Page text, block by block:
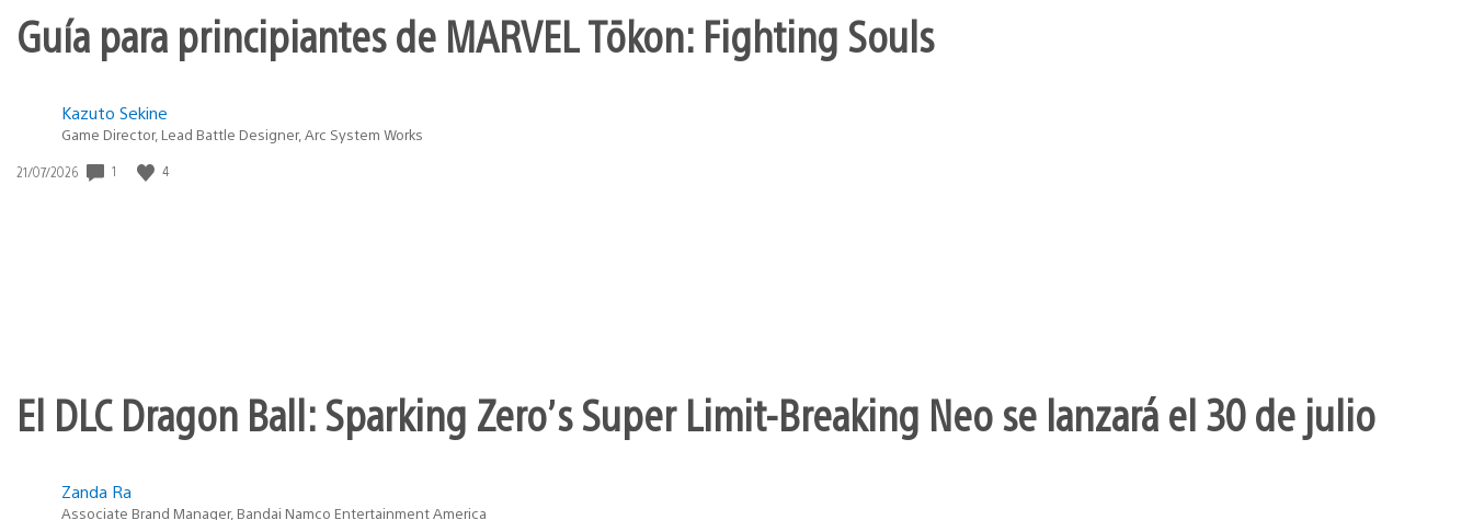
Guía para principiantes de MARVEL Tōkon: Fighting Souls
Kazuto Sekine
Game Director, Lead Battle Designer, Arc System Works
Fecha
21/07/2026 1 4
El DLC Dragon Ball: Sparking Zero’s Super Limit-Breaking Neo se lanzará el 30 de julio
Zanda Ra
Associate Brand Manager, Bandai Namco Entertainment America